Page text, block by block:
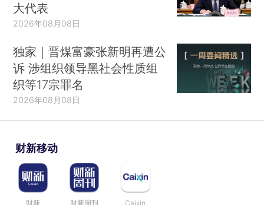
大代表
2026年08月08日
独家｜晋煤富豪张新明再遭公
诉 涉组织领导黑社会性质组
织等17宗罪名
2026年08月08日
财新移动
财新 财新周刊 Caixin